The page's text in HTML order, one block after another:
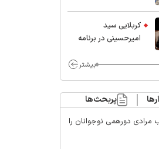
کربلایی سید
امیر‌حسینی در برنامه
محسن چاوشی چه
مراقب ماست/ مردم
دهن تفرقه افکنان بزنند
بیشتر
پربحث‌ها
مرادی دورهمی نوجوانان را